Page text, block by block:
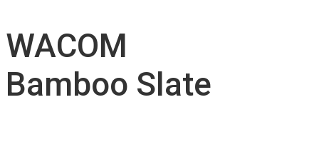
WACOM
Bamboo Slate